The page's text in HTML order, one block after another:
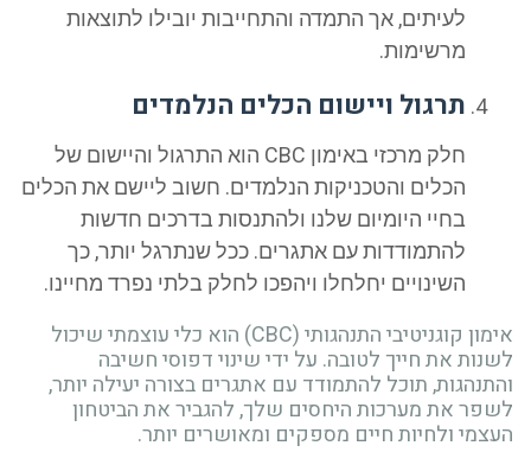
לעיתים, אך התמדה והתחייבות יובילו לתוצאות
מרשימות.
תרגול ויישום הכלים הנלמדים
חלק מרכזי באימון CBC הוא התרגול והיישום של
הכלים והטכניקות הנלמדים. חשוב ליישם את הכלים
בחיי היומיום שלנו ולהתנסות בדרכים חדשות
להתמודדות עם אתגרים. ככל שנתרגל יותר, כך
השינויים יחלחלו ויהפכו לחלק בלתי נפרד מחיינו.
אימון קוגניטיבי התנהגותי (CBC) הוא כלי עוצמתי שיכול
את חייך לטובה. על ידי שינוי דפוסי חשיבה
תוכל להתמודד עם אתגרים בצורה יעילה יותר,
את מערכות היחסים שלך, להגביר את הביטחון
ולחיות חיים מספקים ומאושרים יותר.